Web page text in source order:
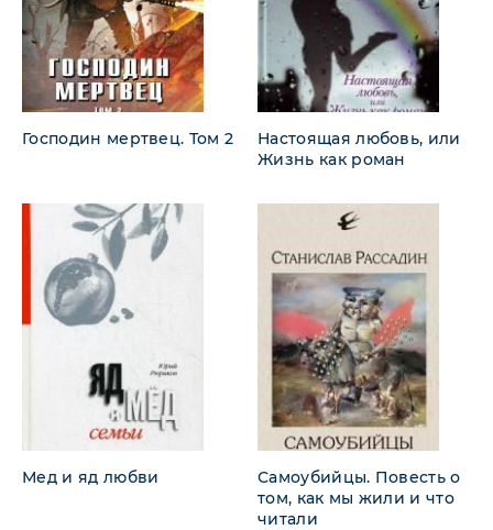
Господин мертвец. Том 2
Настоящая любовь, или
Жизнь как роман
Мед и яд любви
Самоубийцы. Повесть о
том, как мы жили и что
читали